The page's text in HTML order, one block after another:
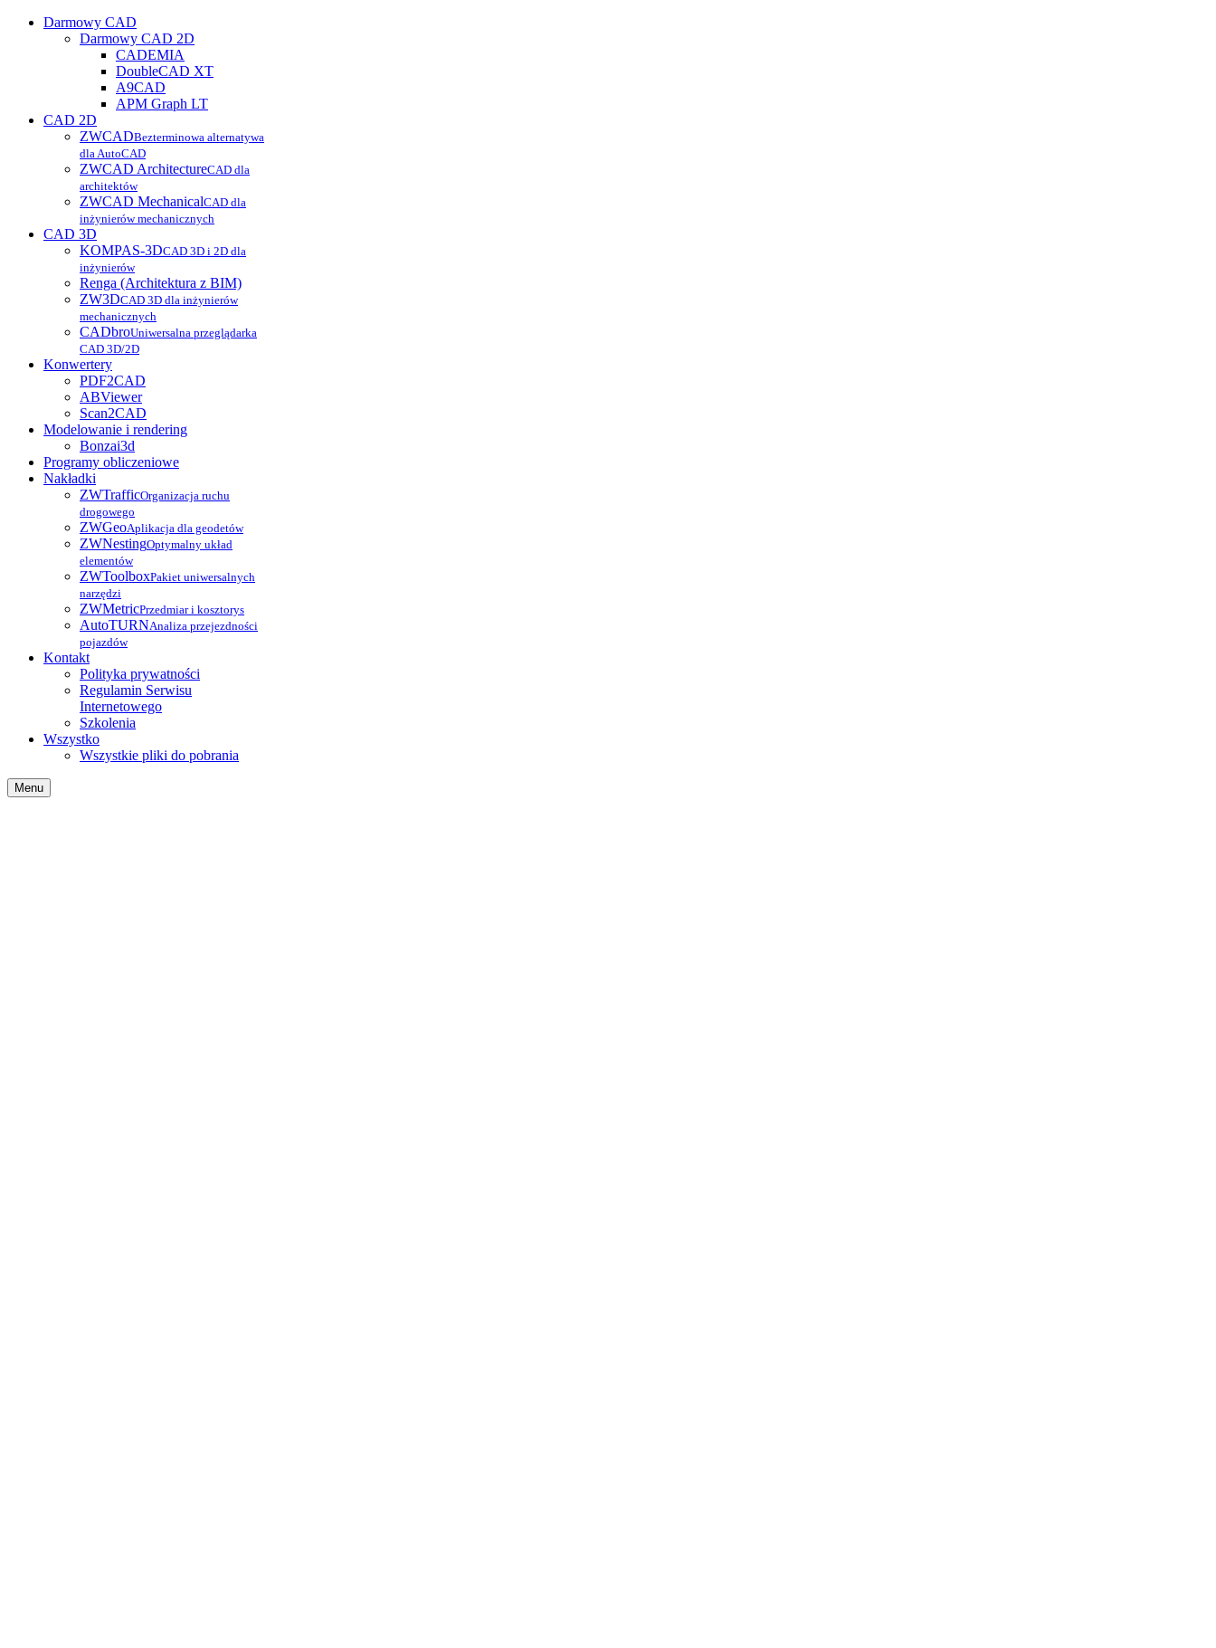
Darmowy CAD
Darmowy CAD 2D
CADEMIA
DoubleCAD XT
A9CAD
APM Graph LT
CAD 2D
ZWCADBezterminowa alternatywa
dla AutoCAD
ZWCAD ArchitectureCAD dla
architektów
ZWCAD MechanicalCAD dla
inżynierów mechanicznych
CAD 3D
KOMPAS-3DCAD 3D i 2D dla
inżynierów
Renga (Architektura z BIM)
ZW3DCAD 3D dla inżynierów
mechanicznych
CADbroUniwersalna przeglądarka
CAD 3D/2D
Konwertery
PDF2CAD
ABViewer
Scan2CAD
Modelowanie i rendering
Bonzai3d
Programy obliczeniowe
Nakładki
ZWTrafficOrganizacja ruchu
drogowego
ZWGeoAplikacja dla geodetów
ZWNestingOptymalny układ
elementów
ZWToolboxPakiet uniwersalnych
narzędzi
ZWMetricPrzedmiar i kosztorys
AutoTURNAnaliza przejezdności
pojazdów
Kontakt
Polityka prywatności
Regulamin Serwisu
Internetowego
Szkolenia
Wszystko
Wszystkie pliki do pobrania
Menu